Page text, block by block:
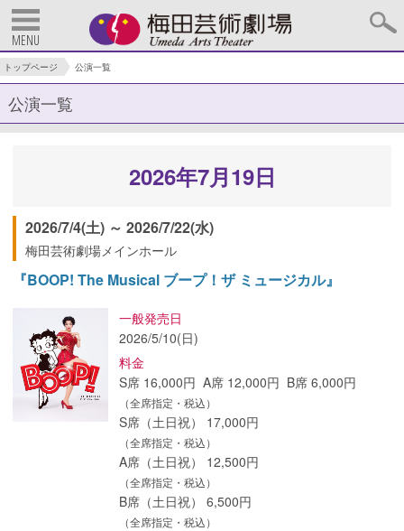
MENU
トップページ 公演一覧
公演一覧
2026年7月19日
2026/7/4(土) ～ 2026/7/22(水)
梅田芸術劇場メインホール
『BOOP! The Musical ブープ！ザ ミュージカル』
一般発売日
2026/5/10(日)
料金
S席 16,000円 A席 12,000円 B席 6,000円
（全席指定・税込）
S席（土日祝） 17,000円
（全席指定・税込）
A席（土日祝） 12,500円
（全席指定・税込）
B席（土日祝） 6,500円
（全席指定・税込）